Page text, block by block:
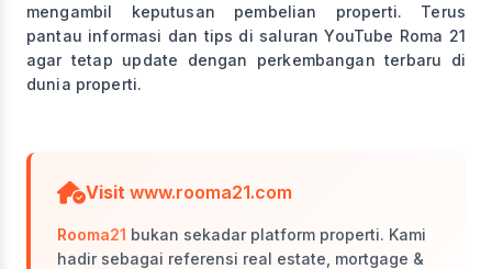
mengambil keputusan pembelian properti. Terus
pantau informasi dan tips di saluran YouTube Roma 21
agar tetap update dengan perkembangan terbaru di
dunia properti.
Visit www.rooma21.com
Rooma21 bukan sekadar platform properti. Kami
hadir sebagai referensi real estate, mortgage &